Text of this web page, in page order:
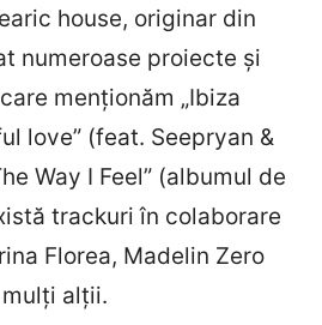
house, originar din
numeroase proiecte şi
menţionăm „Ibiza
love” (feat. Seepryan &
Way I Feel” (albumul de
trackuri în colaborare
Florea, Madelin Zero
alţii.